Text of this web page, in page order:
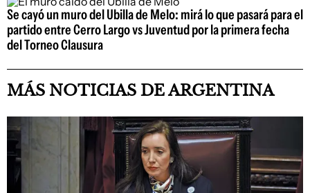
Se cayó un muro del Ubilla de Melo: mirá lo que pasará para el
partido entre Cerro Largo vs Juventud por la primera fecha
del Torneo Clausura
MÁS NOTICIAS DE ARGENTINA